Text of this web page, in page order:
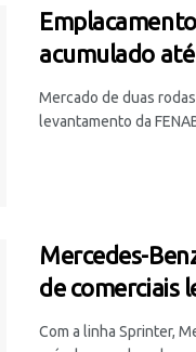
acumulado
Mercado de duas
levantamento da
Mercedes-
de comerciais
Com a linha Sprinter,